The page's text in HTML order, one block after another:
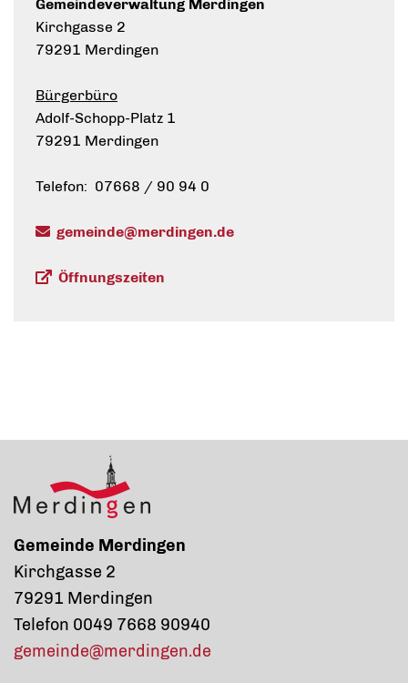
Gemeindeverwaltung Merdingen
Kirchgasse 2
79291 Merdingen
Bürgerbüro
Adolf-Schopp-Platz 1
79291 Merdingen
Telefon: 07668 / 90 94 0
gemeinde@merdingen.de
Öffnungszeiten
Gemeinde Merdingen
Kirchgasse 2
79291 Merdingen
Telefon 0049 7668 90940
gemeinde@merdingen.de